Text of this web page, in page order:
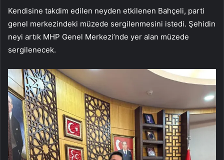
Kendisine takdim edilen neyden etkilenen Bahçeli, parti
genel merkezindeki müzede sergilenmesini istedi. Şehidin
neyi artık MHP Genel Merkezi’nde yer alan müzede
sergilenecek.